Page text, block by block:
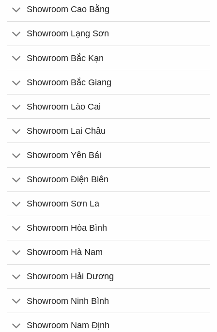
Showroom Cao Bằng
Showroom Lạng Sơn
Showroom Bắc Kạn
Showroom Bắc Giang
Showroom Lào Cai
Showroom Lai Châu
Showroom Yên Bái
Showroom Điện Biên
Showroom Sơn La
Showroom Hòa Bình
Showroom Hà Nam
Showroom Hải Dương
Showroom Ninh Bình
Showroom Nam Định